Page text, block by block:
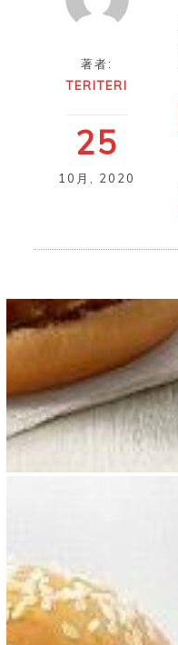
著者:
TERITERI
25
10月 2020